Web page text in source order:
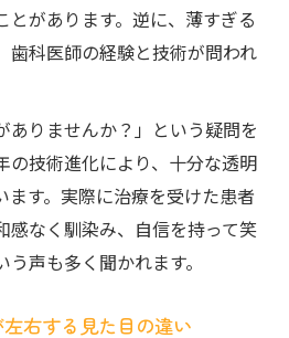
とがあります。逆に、薄すぎる
歯科医師の経験と技術が問われ
ありませんか？」という疑問を
の技術進化により、十分な透明
ます。実際に治療を受けた患者
感なく馴染み、自信を持って笑
声も多く聞かれます。
右する見た目の違い